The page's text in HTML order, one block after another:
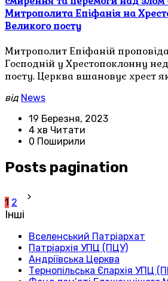
Митрополита Епіфанія на
Великого посту
Митрополит Епіфаній
Господній у Хрестопоклонну
посту. Церква вшановує хрест
від News
19 Березня, 2023
4 хв Читати
0 Поширили
Posts pagination
1 2
Інші
Вселенський Патріархат
Патріархія УПЦ (ПЦУ)
Андріївська Церква
Тернопільська Єпархія УПЦ